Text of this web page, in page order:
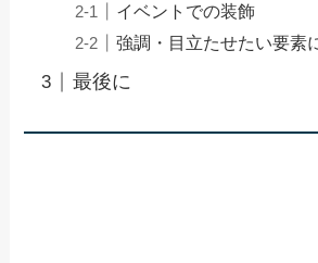
イベントでの装飾
強調・目立たせたい要素
最後に